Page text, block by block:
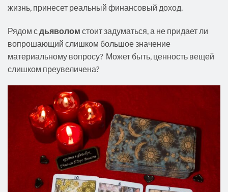
жизнь, принесет реальный финансовый доход.
Рядом с дьяволом стоит задуматься, а не придает ли
вопрошающий слишком большое значение
материальному вопросу? Может быть, ценность вещей
слишком преувеличена?